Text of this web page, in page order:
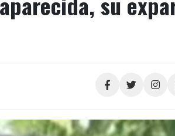
Compartir